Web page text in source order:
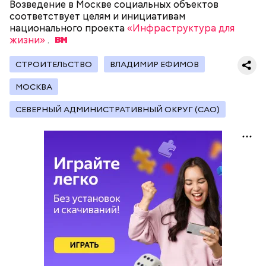
Возведение в Москве социальных объектов
соответствует целям и инициативам
национального проекта«Инфраструктура для
жизни».
СТРОИТЕЛЬСТВО ВЛАДИМИР ЕФИМОВ
МОСКВА
СЕВЕРНЫЙ АДМИНИСТРАТИВНЫЙ ОКРУГ (САО)
В программу реновации могут попасть:
Девелопером проекта выступает ГК «Галс-
Девелопмент», добавляет пресс-служба
департамента градостроительной политики.